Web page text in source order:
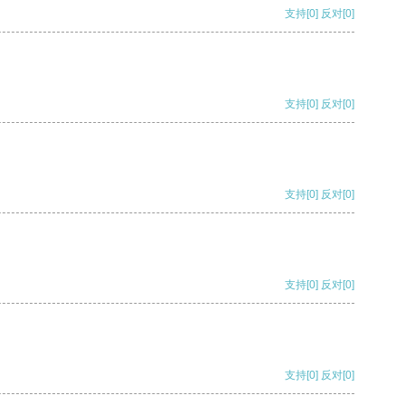
支持[0] 反对[0]
支持[0] 反对[0]
支持[0] 反对[0]
支持[0] 反对[0]
支持[0] 反对[0]